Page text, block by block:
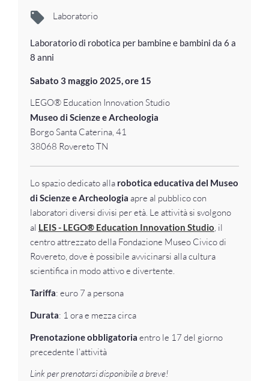
Laboratorio
Laboratorio di robotica per bambine e bambini da 6 a
8 anni
Sabato 3 maggio 2025, ore 15
LEGO® Education Innovation Studio
Museo di Scienze e Archeologia
Borgo Santa Caterina, 41
38068 Rovereto TN
Lo spazio dedicato alla robotica educativa del Museo
di Scienze e Archeologia apre al pubblico con
laboratori diversi divisi per età. Le attività si svolgono
al LEIS- LEGO® Education Innovation Studio, il
centro attrezzato della Fondazione Museo Civico di
Rovereto, dove è possibile avvicinarsi alla cultura
scientifica in modo attivo e divertente.
Tariffa: euro 7 a persona
Durata: 1 ora e mezza circa
Prenotazione obbligatoria entro le 17 del giorno
precedente l’attività
Link per prenotarsi disponibile a breve!